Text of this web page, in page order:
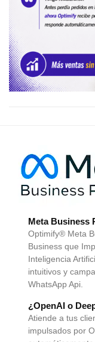
Meta Business
Optimify® Meta
Business que
Inteligencia
intuitivos y
WhatsApp Api.
¿OpenAI o
Atiende a tus
impulsados por